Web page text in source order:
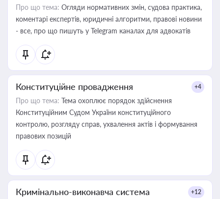
Про що тема: Огляди нормативних змін, судова практика,
коментарі експертів, юридичні алгоритми, правові новини
- все, про що пишуть у Telegram каналах для адвокатів
Конституційне провадження +4
Про що тема: Тема охоплює порядок здійснення
Конституційним Судом України конституційного
контролю, розгляду справ, ухвалення актів і формування
правових позицій
Кримінально-виконавча система +12